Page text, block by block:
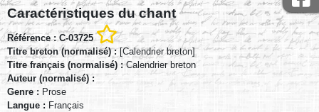
Caractéristiques du chant
Référence : C-03725
Titre breton (normalisé) :[Calendrier breton]
Titre français (normalisé) :Calendrier breton
Auteur (normalisé) :
Genre : Prose
Langue : Français